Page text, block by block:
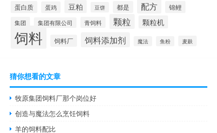
蛋白质 蛋鸡 豆粕 豆饼 都是 配方 锦鲤
集团 集团有限公司 青饲料 颗粒 颗粒机
饲料 饲料厂 饲料添加剂 魔法 鱼粉 麦麸
猜你想看的文章
牧原集团饲料厂那个岗位好
创造与魔法怎么烹饪饲料
羊的饲料配比